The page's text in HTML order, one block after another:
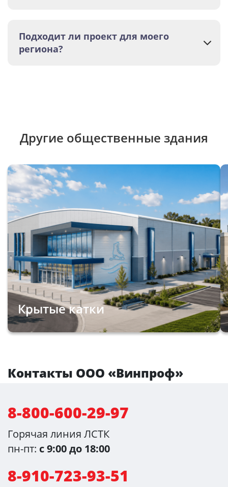
Подходит ли проект для моего
региона?
Другие общественные здания
Крытые катки
Контакты ООО «Винпроф»
8-800-600-29-97
Горячая линия ЛСТК
пн-пт: с 9:00 до 18:00
8-910-723-93-51